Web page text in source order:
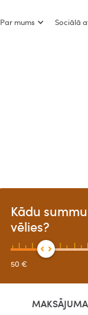
Par mums Sociālā
Kādu summu
vēlies?
50 €